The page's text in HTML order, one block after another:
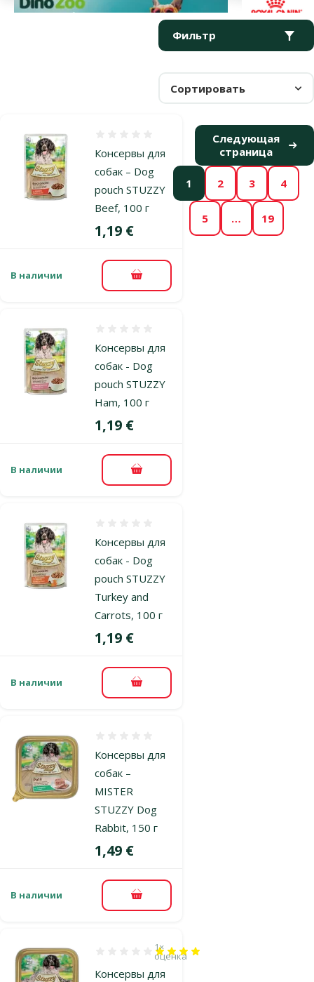
Фильтр
Сортировать
Продукты в категории Консервы для собак
Консервы для
собак – Dog
pouch STUZZY
Beef, 100 г
Цена
1,19 €
В наличии В корзину
Консервы для
собак - Dog
pouch STUZZY
Ham, 100 г
Цена
1,19 €
В наличии В корзину
Консервы для
собак - Dog
pouch STUZZY
Turkey and
Carrots, 100 г
Цена
1,19 €
В наличии В корзину
Консервы для
собак –
MISTER
STUZZY Dog
Rabbit, 150 г
Цена
1,49 €
В наличии В корзину
Консервы для
Оценка 80%, количество оценок: 1
1×
оценка
1 2 3 4
5 … 19
Следующая
страница